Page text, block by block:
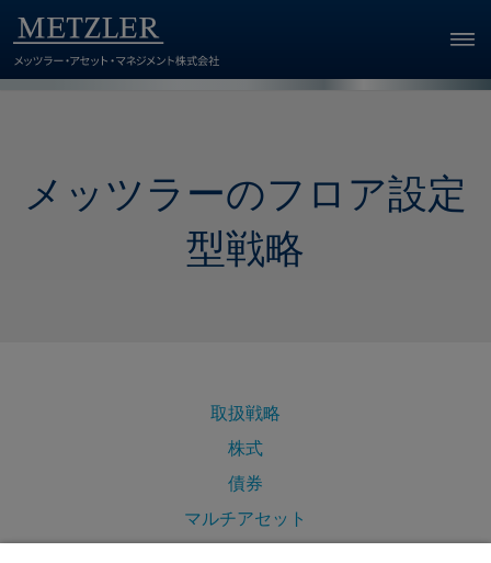
メッツラーのフロア設定
型戦略
取扱戦略
株式
債券
マルチアセット